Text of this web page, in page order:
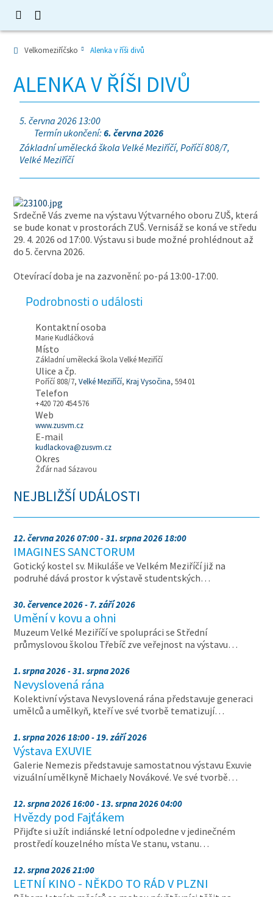
Velkomeziříčsko Alenka v říši divů
ALENKA V ŘÍŠI DIVŮ
5. června 2026 13:00
Termín ukončení:6. června 2026
Základní umělecká škola Velké Meziříčí, Poříčí 808/7,
Velké Meziříčí
Srdečně Vás zveme na výstavu Výtvarného oboru ZUŠ, která
se bude konat v prostorách ZUŠ. Vernisáž se koná ve středu
29. 4. 2026 od 17:00. Výstavu si bude možné prohlédnout až
do 5. června 2026.
Otevírací doba je na zazvonění: po-pá 13:00-17:00.
Podrobnosti o události
Kontaktní osoba
Marie Kudláčková
Místo
Základní umělecká škola Velké Meziříčí
Ulice a čp.
Poříčí 808/7,Velké Meziříčí,Kraj Vysočina, 594 01
Telefon
+420 720 454 576
Web
www.zusvm.cz
E-mail
kudlackova@zusvm.cz
Okres
Žďár nad Sázavou
NEJBLIŽŠÍ UDÁLOSTI
12. června 2026 07:00 - 31. srpna 2026 18:00
IMAGINES SANCTORUM
Gotický kostel sv. Mikuláše ve Velkém Meziříčí již na
podruhé dává prostor k výstavě studentských…
30. července 2026 - 7. září 2026
Umění v kovu a ohni
Muzeum Velké Meziříčí ve spolupráci se Střední
průmyslovou školou Třebíč zve veřejnost na výstavu…
1. srpna 2026 - 31. srpna 2026
Nevyslovená rána
Kolektivní výstava Nevyslovená rána představuje generaci
umělců a umělkyň, kteří ve své tvorbě tematizují…
1. srpna 2026 18:00 - 19. září 2026
Výstava EXUVIE
Galerie Nemezis představuje samostatnou výstavu Exuvie
vizuální umělkyně Michaely Novákové. Ve své tvorbě…
12. srpna 2026 16:00 - 13. srpna 2026 04:00
Hvězdy pod Fajťákem
Přijďte si užít indiánské letní odpoledne v jedinečném
prostředí kouzelného místa Ve stanu, vstanu…
12. srpna 2026 21:00
LETNÍ KINO - NĚKDO TO RÁD V PLZNI